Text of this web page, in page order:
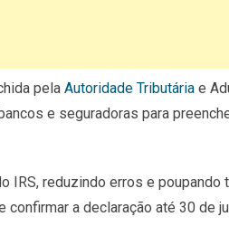
pela Autoridade Tributária e
e seguradoras para
IRS, reduzindo erros e poupando
a declaração até 30 de